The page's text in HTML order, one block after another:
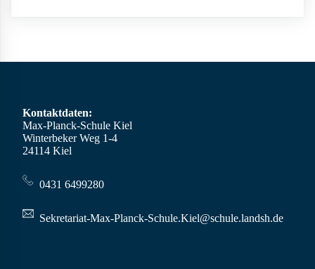
Kontaktdaten:
Max-Planck-Schule Kiel
Winterbeker Weg 1-4
24114 Kiel
0431 6499280
Sekretariat-Max-Planck-Schule.Kiel@schule.landsh.de